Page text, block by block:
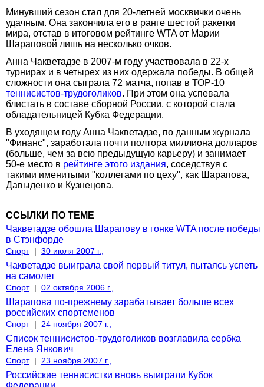
Минувший сезон стал для 20-летней москвички очень
удачным. Она закончила его в ранге шестой ракетки
мира, отстав в итоговом рейтинге WTA от Марии
Шараповой лишь на несколько очков.
Анна Чакветадзе в 2007-м году участвовала в 22-х
турнирах и в четырех из них одержала победы. В общей
сложности она сыграла 72 матча, попав в ТОР-10
теннисистов-трудоголиков. При этом она успевала
блистать в составе сборной России, с которой стала
обладательницей Кубка Федерации.
В уходящем году Анна Чакветадзе, по данным журнала
"Финанс", заработала почти полтора миллиона долларов
(больше, чем за всю предыдущую карьеру) и занимает
50-е место в рейтинге этого издания, соседствуя с
такими именитыми "коллегами по цеху", как Шарапова,
Давыденко и Кузнецова.
ССЫЛКИ ПО ТЕМЕ
Чакветадзе обошла Шарапову в гонке WTA после победы
в Стэнфорде
Спорт | 30 июля 2007 г.,
Чакветадзе выиграла свой первый титул, пытаясь успеть
на самолет
Спорт | 02 октября 2006 г.,
Шарапова по-прежнему зарабатывает больше всех
российских спортсменов
Спорт | 24 ноября 2007 г.,
Список теннисистов-трудоголиков возглавила сербка
Елена Янкович
Спорт | 23 ноября 2007 г.,
Российские теннисистки вновь выиграли Кубок